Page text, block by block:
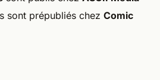
sont prépubliés chez Comic